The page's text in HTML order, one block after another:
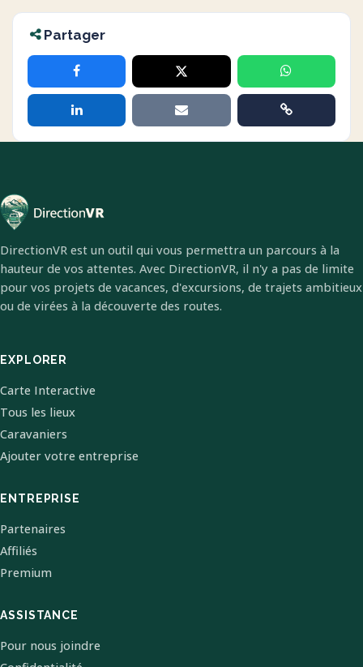
Partager
DirectionVR est un outil qui vous permettra un parcours à la
hauteur de vos attentes. Avec DirectionVR, il n'y a pas de limite
pour vos projets de vacances, d'excursions, de trajets ambitieux
ou de virées à la découverte des routes.
EXPLORER
Carte Interactive
Tous les lieux
Caravaniers
Ajouter votre entreprise
ENTREPRISE
Partenaires
Affiliés
Premium
ASSISTANCE
Pour nous joindre